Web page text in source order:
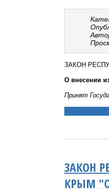
Автор:
ЗАКОН
О внесении
Принят
ЗАКОН
КРЫМ